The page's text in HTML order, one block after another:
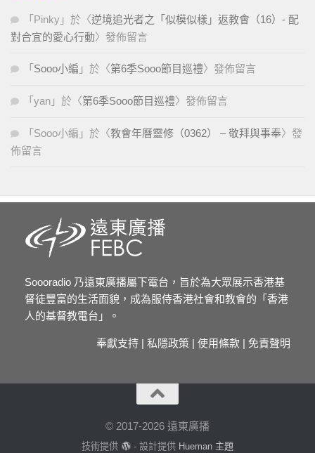
「 Pinky 」於〈逆境追光者之「似模似樣」返教會（16）- 配
對合宜的愛心行動〉發佈留言
「 Sooo小編 」於〈第6季Sooo節目巡禮〉發佈留言
「 yan 」於〈第6季Sooo節目巡禮〉發佈留言
「 Sooo小編 」於〈教會年曆靈修（0362） – 敬拜與事奉〉發
佈留言
Soooradio 乃遠東廣播屬下電台，旨於為大眾展示香港基
督徒豐富的生活面貌，成為服侍香港社會和教會的「香港
人的基督教電台」。
奉獻支持 | 私隱政策 | 使用條款 | 免責聲明
© 2017-2026 遠東廣播
技術提供 - 設計提供 Hueman 主題